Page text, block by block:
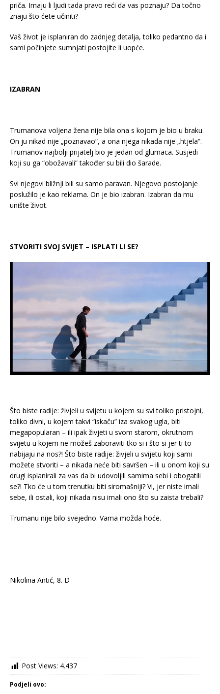
priča. Imaju li ljudi tada pravo reći da vas poznaju? Da točno
znaju što ćete učiniti?
Vaš život je isplaniran do zadnjeg detalja, toliko pedantno da i
sami počinjete sumnjati postojite li uopće.
IZABRAN
Trumanova voljena žena nije bila ona s kojom je bio u braku.
On ju nikad nije „poznavao“, a ona njega nikada nije „htjela“.
Trumanov najbolji prijatelj bio je jedan od glumaca. Susjedi
koji su ga “obožavali” također su bili dio šarade.
Svi njegovi bližnji bili su samo paravan. Njegovo postojanje
poslužilo je kao reklama. On je bio izabran. Izabran da mu
unište život.
STVORITI SVOJ SVIJET – ISPLATI LI SE?
Što biste radije: živjeli u svijetu u kojem su svi toliko pristojni,
toliko divni, u kojem takvi “iskaču” iza svakog ugla, biti
megapopularan – ili ipak živjeti u svom starom, okrutnom
svijetu u kojem ne možeš zaboraviti tko si i što si jer ti to
nabijaju na nos?! Što biste radije: živjeli u svijetu koji sami
možete stvoriti – a nikada neće biti savršen – ili u onom koji su
drugi isplanirali za vas da bi udovoljili samima sebi i obogatili
se?! Tko će u tom trenutku biti siromašniji? Vi, jer niste imali
sebe, ili ostali, koji nikada nisu imali ono što su zaista trebali?
Trumanu nije bilo svejedno. Vama možda hoće.
Nikolina Antić, 8. D
Post Views: 4.437
Podjeli ovo: